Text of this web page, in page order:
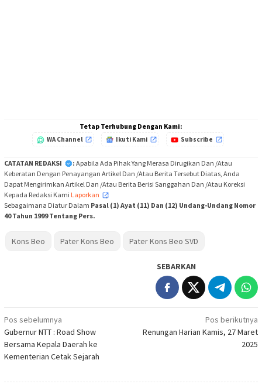
Tetap Terhubung Dengan Kami:
WA Channel Ikuti Kami Subscribe
CATATAN REDAKSI : Apabila Ada Pihak Yang Merasa Dirugikan Dan /Atau
Keberatan Dengan Penayangan Artikel Dan /Atau Berita Tersebut Diatas, Anda
Dapat Mengirimkan Artikel Dan /Atau Berita Berisi Sanggahan Dan /Atau Koreksi
Kepada Redaksi Kami Laporkan
,
Sebagaimana Diatur Dalam Pasal (1) Ayat (11) Dan (12) Undang-Undang Nomor
40 Tahun 1999 Tentang Pers.
Kons Beo Pater Kons Beo Pater Kons Beo SVD
SEBARKAN
Navigasi
pos
Pos sebelumnya
Gubernur NTT : Road Show
Bersama Kepala Daerah ke
Kementerian Cetak Sejarah
Pos berikutnya
Renungan Harian Kamis, 27 Maret
2025